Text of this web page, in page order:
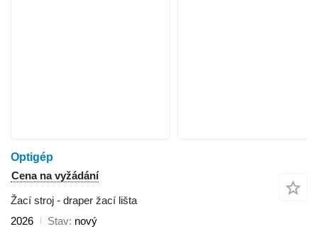
Optigép
Cena na vyžádání
Žací stroj - draper žací lišta
2026
Stav nový